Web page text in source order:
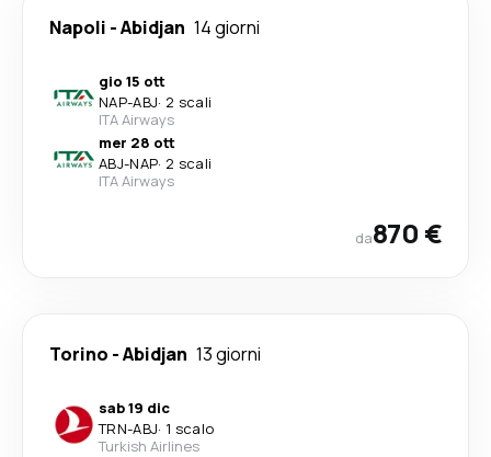
Napoli -Abidjan 14 giorni
gio 15 ott
NAP-ABJ· 2 scali
ITA Airways
mer 28 ott
ABJ-NAP· 2 scali
ITA Airways
da870 €
Torino -Abidjan 13 giorni
sab 19 dic
TRN-ABJ· 1 scalo
Turkish Airlines